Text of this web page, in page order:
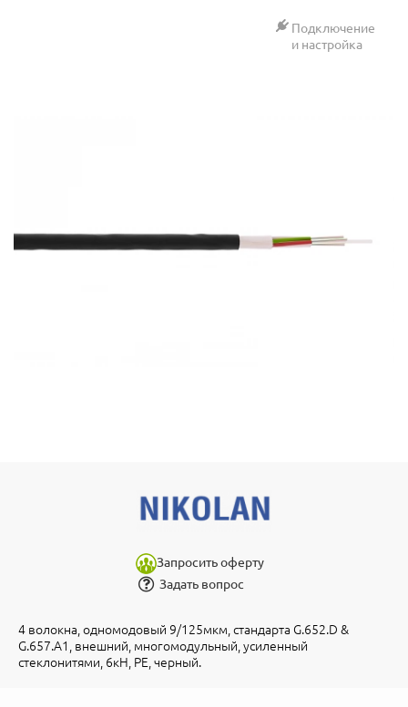
Подключение
и настройка
Запросить оферту
Задать вопрос
4 волокна, одномодовый 9/125мкм, стандарта G.652.D &
G.657.A1, внешний, многомодульный, усиленный
стеклонитями, 6кН, PE, черный.